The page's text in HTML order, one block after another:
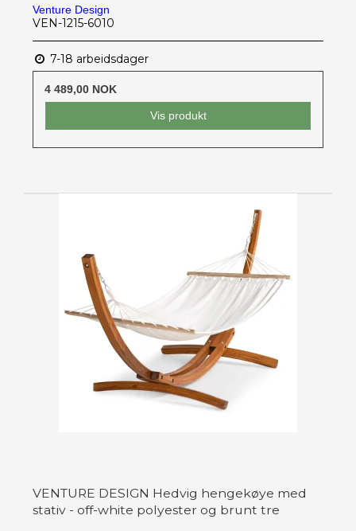
Venture Design
VEN-1215-6010
7-18 arbeidsdager
4 489,00 NOK
Vis produkt
VENTURE DESIGN Hedvig hengekøye med
stativ - off-white polyester og brunt tre